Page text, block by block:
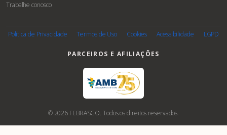
Trabalhe conosco
Política de Privacidade Termos de Uso Cookies Acessibilidade LGPD
PARCEIROS E AFILIAÇÕES
© 2026 FEBRASGO. Todos os direitos reservados.